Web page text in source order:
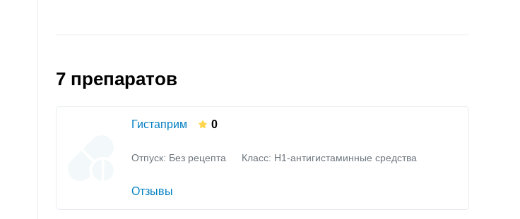
7 препаратов
Гистаприм 0
Отпуск: Без рецепта Класс: H1-антигистаминные средства
Отзывы